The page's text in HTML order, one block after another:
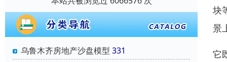
乌鲁木齐房地产沙盘模型 331
块
景
它